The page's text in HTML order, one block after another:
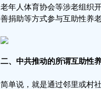
老年人体育协会等涉老组织
善捐助等方式参与互助性养
二、中共推动的所谓互助性
简单说，就是通过邻里或村